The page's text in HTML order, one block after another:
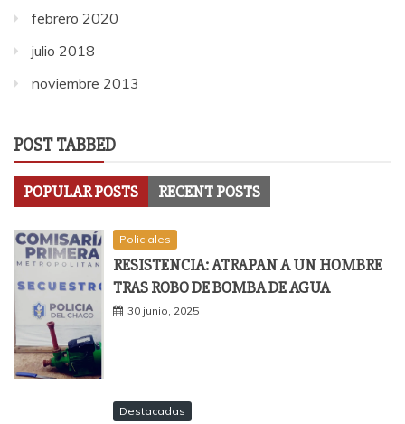
febrero 2020
julio 2018
noviembre 2013
POST TABBED
POPULAR POSTS RECENT POSTS
Policiales
RESISTENCIA: ATRAPAN A UN HOMBRE
TRAS ROBO DE BOMBA DE AGUA
30 junio, 2025
Destacadas